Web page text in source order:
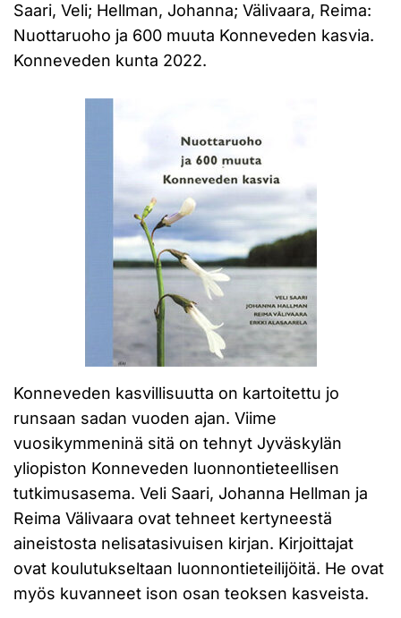
Saari, Veli; Hellman, Johanna; Välivaara, Reima:
Nuottaruoho ja 600 muuta Konneveden kasvia.
Konneveden kunta 2022.
Konneveden kasvillisuutta on kartoitettu jo
runsaan sadan vuoden ajan. Viime
vuosikymmeninä sitä on tehnyt Jyväskylän
yliopiston Konneveden luonnontieteellisen
tutkimusasema. Veli Saari, Johanna Hellman ja
Reima Välivaara ovat tehneet kertyneestä
aineistosta nelisatasivuisen kirjan. Kirjoittajat
ovat koulutukseltaan luonnontieteilijöitä. He ovat
myös kuvanneet ison osan teoksen kasveista.